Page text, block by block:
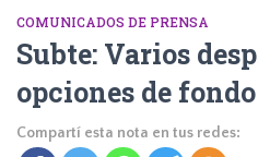
COMUNICADOS DE PRENSA
Subte: Varios
opciones de fondo
Compartí esta nota en tus redes: